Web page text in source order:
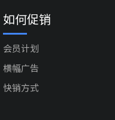
如何促销
会员计划
横幅广告
快销方式